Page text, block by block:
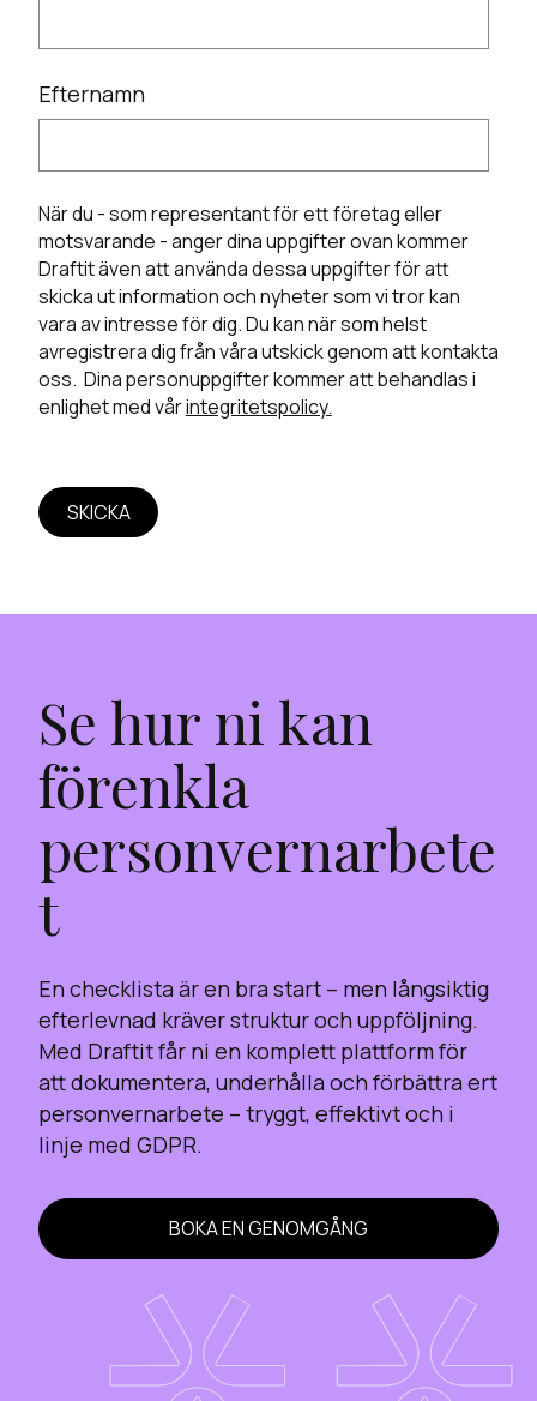
Efternamn
När du - som representant för ett företag eller
motsvarande - anger dina uppgifter ovan kommer
Draftit även att använda dessa uppgifter för att
skicka ut information och nyheter som vi tror kan
vara av intresse för dig. Du kan när som helst
avregistrera dig från våra utskick genom att kontakta
oss. Dina personuppgifter kommer att behandlas i
enlighet med vårintegritetspolicy.
Se hur ni kan
förenkla
personvernarbete
t
En checklista är en bra start – men långsiktig
efterlevnad kräver struktur och uppföljning.
Med Draftit får ni en komplett plattform för
att dokumentera, underhålla och förbättra ert
personvernarbete – tryggt, effektivt och i
linje med GDPR.
BOKA EN GENOMGÅNG